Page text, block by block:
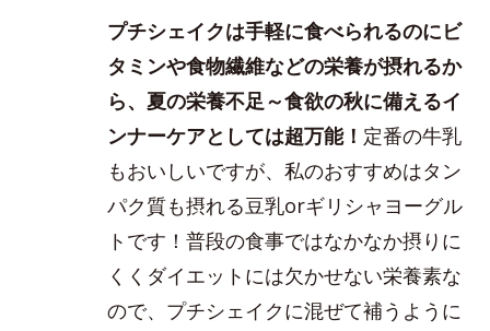
プチシェイクは手軽に食べられるのにビ
タミンや食物繊維などの栄養が摂れるか
ら、夏の栄養不足～食欲の秋に備えるイ
ンナーケアとしては超万能！ 定番の牛乳
もおいしいですが、私のおすすめはタン
パク質も摂れる豆乳orギリシャヨーグル
トです！普段の食事ではなかなか摂りに
くくダイエットには欠かせない栄養素な
ので、プチシェイクに混ぜて補うように